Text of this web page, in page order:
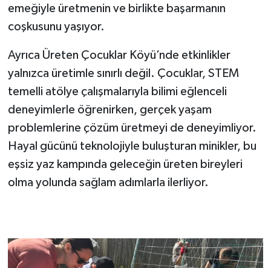
emeğiyle üretmenin ve birlikte başarmanın
coşkusunu yaşıyor.
Ayrıca Üreten Çocuklar Köyü’nde etkinlikler
yalnızca üretimle sınırlı değil. Çocuklar, STEM
temelli atölye çalışmalarıyla bilimi eğlenceli
deneyimlerle öğrenirken, gerçek yaşam
problemlerine çözüm üretmeyi de deneyimliyor.
Hayal gücünü teknolojiyle buluşturan minikler, bu
eşsiz yaz kampında geleceğin üreten bireyleri
olma yolunda sağlam adımlarla ilerliyor.